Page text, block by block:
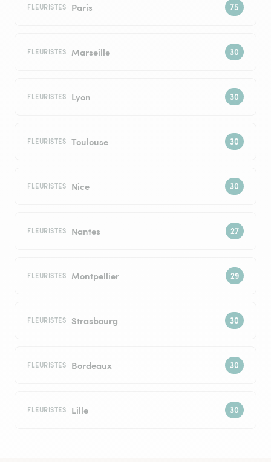
FLEURISTES Paris
FLEURISTES Marseille
FLEURISTES Lyon
FLEURISTES Toulouse
FLEURISTES Nice
FLEURISTES Nantes
FLEURISTES Montpellier
FLEURISTES Strasbourg
FLEURISTES Bordeaux
FLEURISTES Lille